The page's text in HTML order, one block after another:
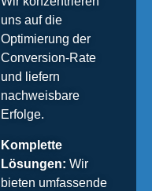
uns auf die
Optimierung der
Conversion-Rate
und liefern
nachweisbare
Erfolge.
Komplette
Lösungen: Wir
bieten umfassende